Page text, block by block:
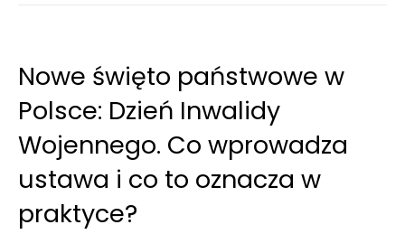
Nowe święto państwowe w
Polsce: Dzień Inwalidy
Wojennego. Co wprowadza
ustawa i co to oznacza w
praktyce?